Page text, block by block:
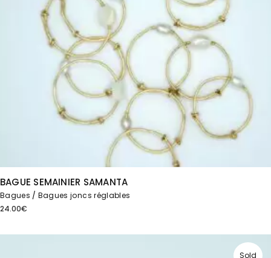
BAGUE SEMAINIER SAMANTA
Bagues
Bagues joncs réglables
24.00€
Sold